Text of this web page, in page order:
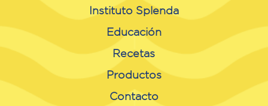
Instituto Splenda
Educación
Recetas
Productos
Contacto